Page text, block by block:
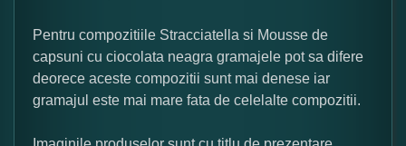
Pentru compozitiile Stracciatella si Mousse de
capsuni cu ciocolata neagra gramajele pot sa difere
deorece aceste compozitii sunt mai denese iar
gramajul este mai mare fata de celelalte compozitii.